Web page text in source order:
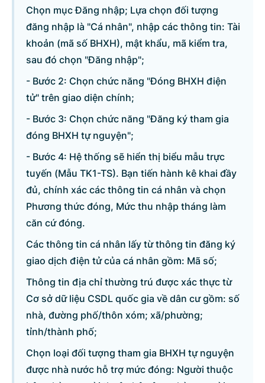
Bản quyền thuộc Cổng Thông tin điện tử Chính phủ.
Ghi rõ nguồn 'Cổng Thông tin điện tử Chính phủ' hoặc
'www.chinhphu.vn' khi phát hành lại thông tin từ các nguồn này.
Chọn mục Đăng nhập; Lựa chọn đối tượng
đăng nhập là "Cá nhân", nhập các thông tin: Tài
khoản (mã số BHXH), mật khẩu, mã kiểm tra,
sau đó chọn "Đăng nhập";
- Bước 2: Chọn chức năng "Đóng BHXH điện
tử" trên giao diện chính;
- Bước 3: Chọn chức năng "Đăng ký tham gia
đóng BHXH tự nguyện";
- Bước 4: Hệ thống sẽ hiển thị biểu mẫu trực
tuyến (Mẫu TK1-TS). Bạn tiến hành kê khai đầy
đủ, chính xác các thông tin cá nhân và chọn
Phương thức đóng, Mức thu nhập tháng làm
căn cứ đóng.
Các thông tin cá nhân lấy từ thông tin đăng ký
giao dịch điện tử của cá nhân gồm: Mã số;
Thông tin địa chỉ thường trú được xác thực từ
Cơ sở dữ liệu CSDL quốc gia về dân cư gồm: số
nhà, đường phố/thôn xóm; xã/phường;
tỉnh/thành phố;
Chọn loại đối tượng tham gia BHXH tự nguyện
được nhà nước hỗ trợ mức đóng: Người thuộc